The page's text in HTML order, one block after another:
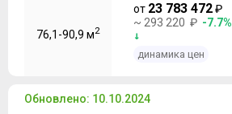
76,1-90,9 м2
от 23 783 472₽
~ 293 220 ₽ -7.7%
динамика цен
Обновлено: 10.10.2024